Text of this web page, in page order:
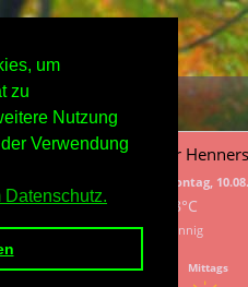
um
zu
Nutzung
Verwendung
Datenschutz.
Wetter
Montag,
18°C
Sonnig
Morgens Mittags